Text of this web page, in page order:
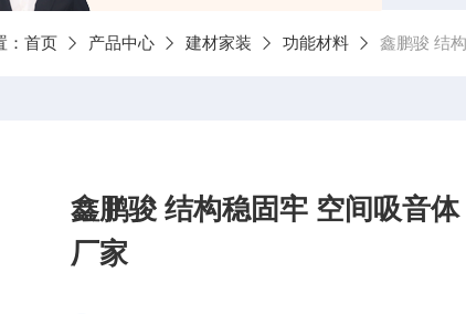
首页 产品中心 建材家装 功能材料 鑫鹏骏 结
鑫鹏骏 结构稳固牢 空间吸音
厂家